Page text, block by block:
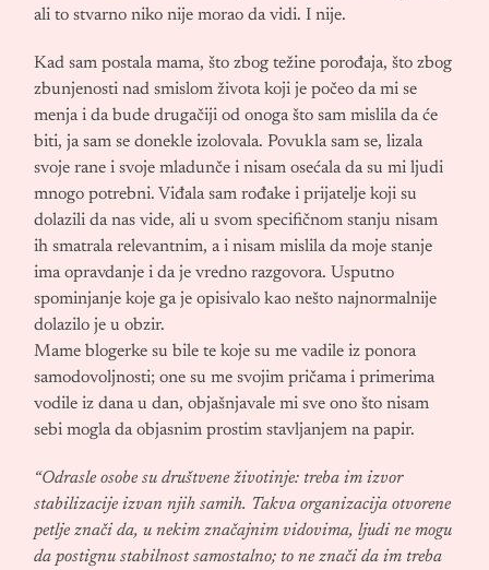
ali to stvarno niko nije morao da vidi. I nije.
Kad sam postala mama, što zbog težine porođaja, što zbog
zbunjenosti nad smislom života koji je počeo da mi se
menja i da bude drugačiji od onoga što sam mislila da će
biti, ja sam se donekle izolovala. Povukla sam se, lizala
svoje rane i svoje mladunče i nisam osećala da su mi ljudi
mnogo potrebni. Viđala sam rođake i prijatelje koji su
dolazili da nas vide, ali u svom specifičnom stanju nisam
ih smatrala relevantnim, a i nisam mislila da moje stanje
ima opravdanje i da je vredno razgovora. Usputno
spominjanje koje ga je opisivalo kao nešto najnormalnije
dolazilo je u obzir.
Mame blogerke su bile te koje su me vadile iz ponora
samodovoljnosti; one su me svojim pričama i primerima
vodile iz dana u dan, objašnjavale mi sve ono što nisam
sebi mogla da objasnim prostim stavljanjem na papir.
“Odrasle osobe su društvene životinje: treba im izvor
stabilizacije izvan njih samih. Takva organizacija otvorene
petlje znači da, u nekim značajnim vidovima, ljudi ne mogu
da postignu stabilnost samostalno; to ne znači da im treba